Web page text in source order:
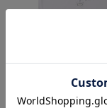
再入荷
PLAYER PRODUCE